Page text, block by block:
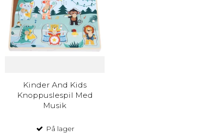
Kinder And Kids
Knoppuslespil Med
Musik
På lager